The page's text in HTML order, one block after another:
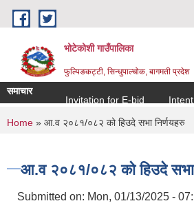
Skip to main content
भोटेकोशी गाउँपालिका
फुल्पिङकट्टी, सिन्धुपाल्चोक, बागमती प्रदेश
समाचार
Invitation for E-bid
Intention
You are here
Home » आ.व २०८१/०८२ को हिउदे सभा निर्णयहरु
आ.व २०८१/०८२ को हिउदे सभा
Submitted on: Mon, 01/13/2025 -